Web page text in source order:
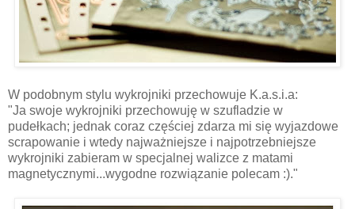
W podobnym stylu wykrojniki przechowuje K.a.s.i.a:
"Ja swoje wykrojniki przechowuję w szufladzie w
pudełkach; jednak coraz częściej zdarza mi się wyjazdowe
scrapowanie i wtedy najważniejsze i najpotrzebniejsze
wykrojniki zabieram w specjalnej walizce z matami
magnetycznymi...wygodne rozwiązanie polecam :)."